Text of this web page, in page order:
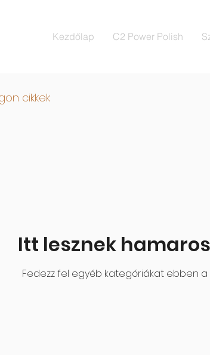
Kezdőlap C2 Power Polish
cikkek
Itt lesznek
Fedezz fel egyéb kategóriákat ebben